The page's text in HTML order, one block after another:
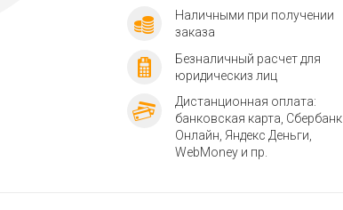
Наличными при получении
заказа
Безналичный расчет для
юридическиз лиц
Дистанционная оплата:
банковская карта, Сбербанк
Онлайн, Яндекс Деньги,
WebMoney и пр.